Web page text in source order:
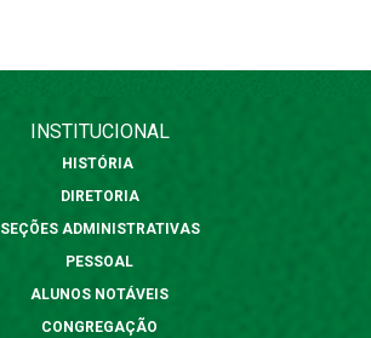
INSTITUCIONAL
HISTÓRIA
DIRETORIA
SEÇÕES ADMINISTRATIVAS
PESSOAL
ALUNOS NOTÁVEIS
CONGREGAÇÃO